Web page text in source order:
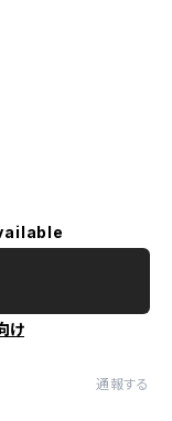
け
通報する